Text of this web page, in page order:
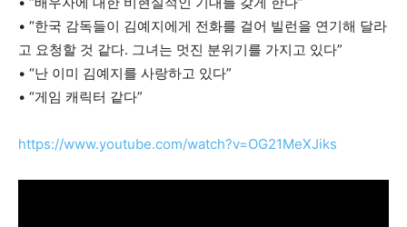
• “한국 감독들이 김예지에게 전화를 걸어 빌런을 연기해 달라
고 요청할 것 같다. 그녀는 멋진 분위기를 가지고 있다”
• “난 이미 김예지를 사랑하고 있다”
• “게임 캐릭터 같다”
https://www.youtube.com/watch?v=OG21MeXJiks